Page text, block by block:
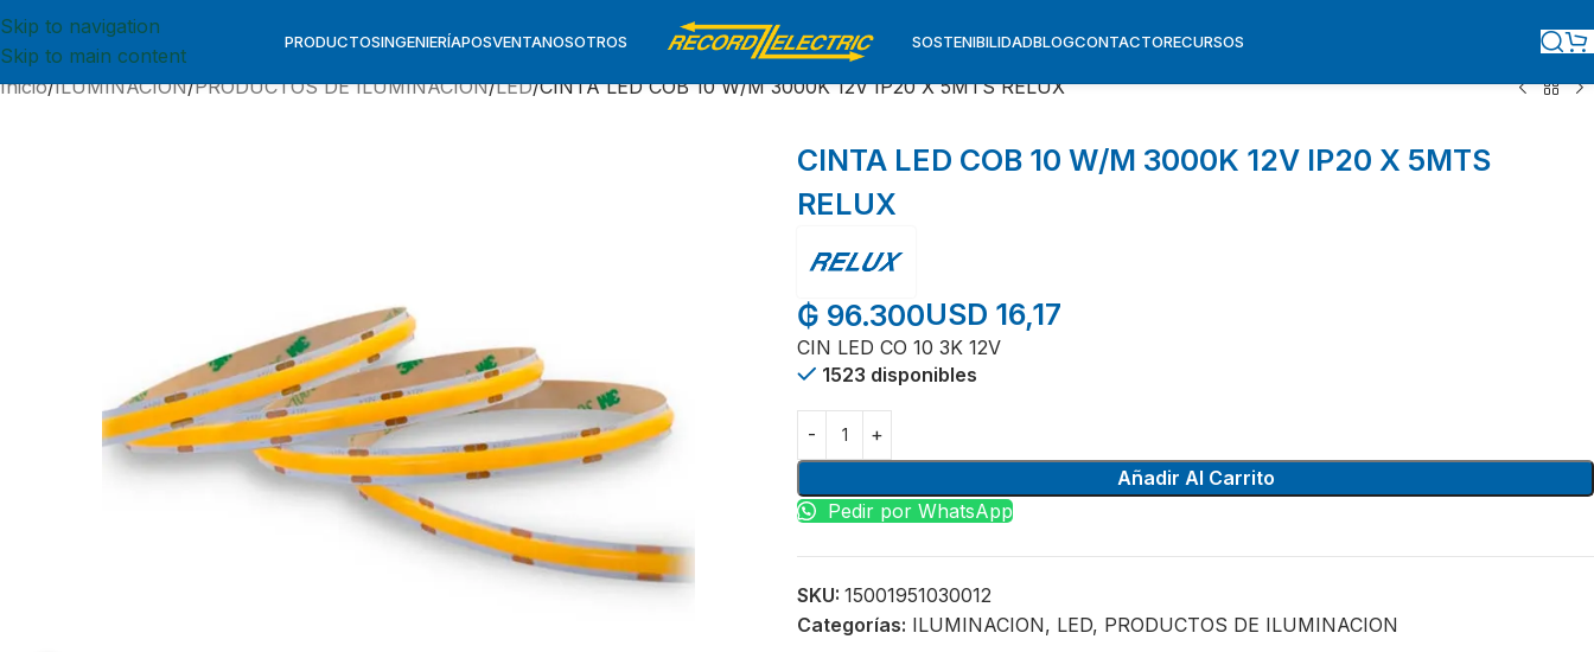
Skip to navigation
Skip to main content
PRODUCTOSINGENIERÍAPOSVENTANOSOTROS SOSTENIBILIDADBLOGCONTACTORECURSOS
Inicio ILUMINACION PRODUCTOS DE ILUMINACION LED CINTA LED COB 10 W/M 3000K 12V IP20 X 5MTS RELUX
CINTA LED COB 10 W/M 3000K 12V IP20 X 5MTS
RELUX
₲ 96.300USD 16,17
CIN LED CO 10 3K 12V
1523 disponibles
Añadir Al Carrito
Pedir por WhatsApp
SKU: 15001951030012
Categorías: ILUMINACION, LED, PRODUCTOS DE ILUMINACION